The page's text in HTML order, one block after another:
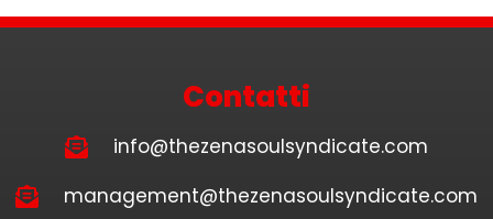
Contatti
info@thezenasoulsyndicate.com
management@thezenasoulsyndicate.com